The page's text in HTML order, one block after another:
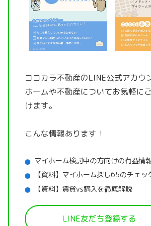
ココカラ不動産のLINE公式アカウ
ホームや不動産についてお気軽に
けます。
こんな情報あります！
マイホーム検討中の方向けの有益情
【資料】マイホーム探し65のチェッ
【資料】賃貸vs購入を徹底解説
LINE友だち登録する